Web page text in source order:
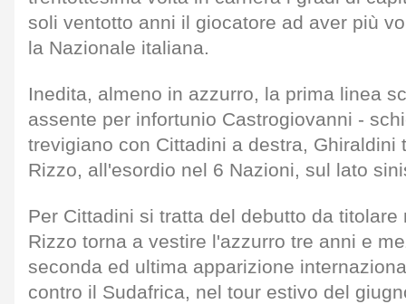
soli ventotto anni il giocatore ad aver più
la Nazionale italiana.
Inedita, almeno in azzurro, la prima linea
assente per infortunio Castrogiovanni -
trevigiano con Cittadini a destra, Ghiraldini
Rizzo, all'esordio nel 6 Nazioni, sul lato
Per Cittadini si tratta del debutto da titolare
Rizzo torna a vestire l'azzurro tre anni e
seconda ed ultima apparizione
contro il Sudafrica, nel tour estivo del